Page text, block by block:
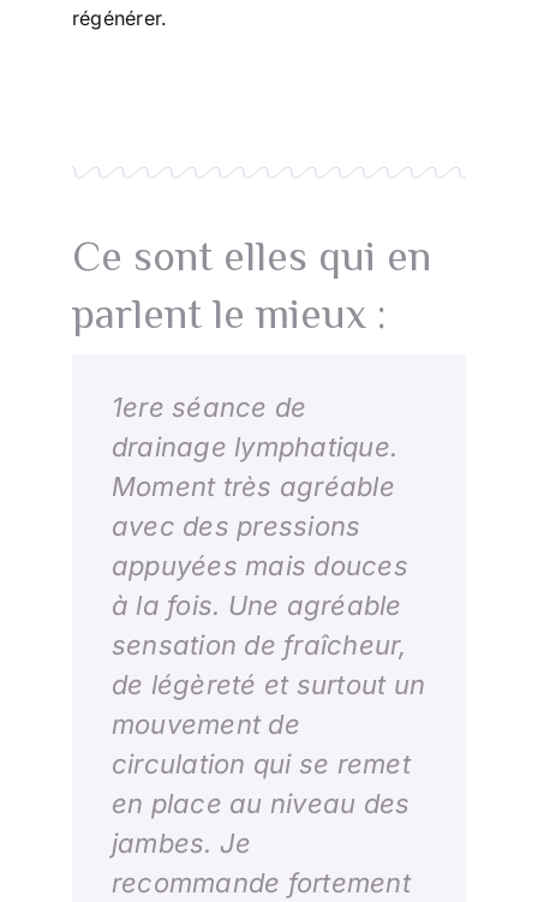
régénérer.
Ce sont elles qui en
parlent le mieux :
1ere séance de
drainage lymphatique.
Moment très agréable
avec des pressions
appuyées mais douces
à la fois. Une agréable
sensation de fraîcheur,
de légèreté et surtout un
mouvement de
circulation qui se remet
en place au niveau des
jambes. Je
recommande fortement
Si vous avez souvent
cette sensation de
jambes lourdes ou que
votre travail fait que
vous êtes en grande
partie en position assise
ou bien encore si vous
recherchez un moyen
efficace de récupérer
d’un effort sportif, le
drainage lymphatique
peut être une bonne
solution. Les mains